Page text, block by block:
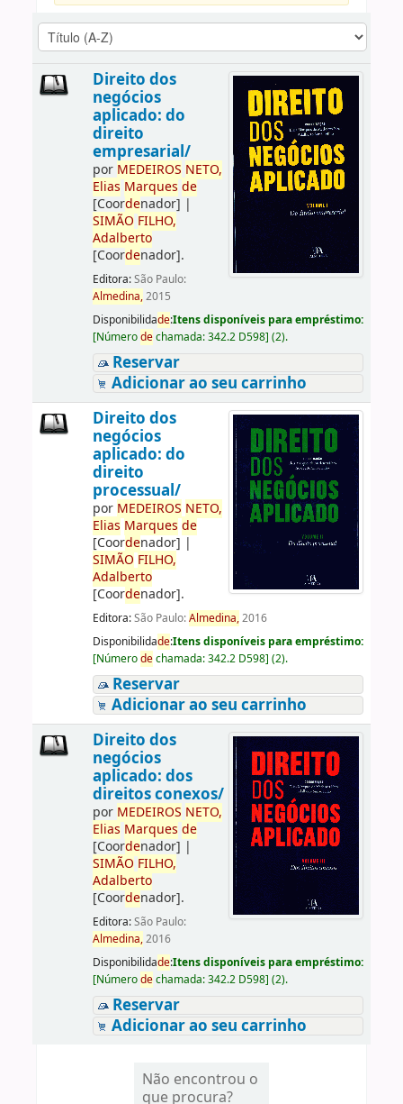
Direito dos
negócios
aplicado: do
direito
empresarial/
por MEDEIROS NETO,
Elias Marques de
[Coordenador] |
SIMÃO FILHO,
Adalberto
[Coordenador].
Editora:São Paulo:
Almedina,2015
Disponibilidade:Itens disponíveis para empréstimo:
[Númerodechamada:342.2 D598] (2).
Reservar
Adicionar ao seu carrinho
Direito dos
negócios
aplicado: do
direito
processual/
por MEDEIROS NETO,
Elias Marques de
[Coordenador] |
SIMÃO FILHO,
Adalberto
[Coordenador].
Editora:São Paulo:Almedina,2016
Disponibilidade:Itens disponíveis para empréstimo:
[Númerodechamada:342.2 D598] (2).
Reservar
Adicionar ao seu carrinho
Direito dos
negócios
aplicado: dos
direitos conexos/
por MEDEIROS NETO,
Elias Marques de
[Coordenador] |
SIMÃO FILHO,
Adalberto
[Coordenador].
Editora:São Paulo:
Almedina,2016
Disponibilidade:Itens disponíveis para empréstimo:
[Númerodechamada:342.2 D598] (2).
Reservar
Adicionar ao seu carrinho
Não encontrou o
que procura?